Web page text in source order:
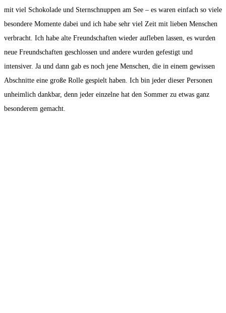
mit viel Schokolade und Sternschnuppen am See – es waren einfach so viele
besondere Momente dabei und ich habe sehr viel Zeit mit lieben Menschen
verbracht. Ich habe alte Freundschaften wieder aufleben lassen, es wurden
neue Freundschaften geschlossen und andere wurden gefestigt und
intensiver. Ja und dann gab es noch jene Menschen, die in einem gewissen
Abschnitte eine große Rolle gespielt haben. Ich bin jeder dieser Personen
unheimlich dankbar, denn jeder einzelne hat den Sommer zu etwas ganz
besonderem gemacht.